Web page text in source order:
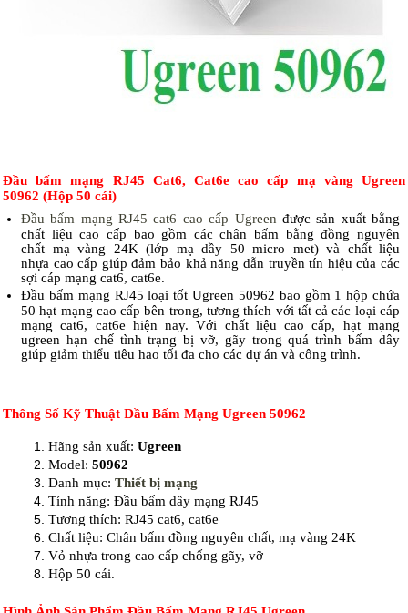
Đầu bấm mạng RJ45 Cat6, Cat6e cao cấp mạ vàng Ugreen
50962 (Hộp 50 cái)
Đầu bấm mạng RJ45 cat6 cao cấp Ugreen được sản xuất bằng
chất liệu cao cấp bao gồm các chân bấm bằng đồng nguyên
chất mạ vàng 24K (lớp mạ dầy 50 micro met) và chất liệu
nhựa cao cấp giúp đảm bảo khả năng dẫn truyền tín hiệu của các
sợi cáp mạng cat6, cat6e.
Đầu bấm mạng RJ45 loại tốt Ugreen 50962 bao gồm 1 hộp chứa
50 hạt mạng cao cấp bên trong, tương thích với tất cả các loại cáp
mạng cat6, cat6e hiện nay. Với chất liệu cao cấp, hạt mạng
ugreen hạn chế tình trạng bị vỡ, gãy trong quá trình bấm dây
giúp giảm thiểu tiêu hao tối đa cho các dự án và công trình.
Thông Số Kỹ Thuật Đầu Bấm Mạng Ugreen 50962
Hãng sản xuất: Ugreen
Model: 50962
Danh mục: Thiết bị mạng
Tính năng: Đầu bấm dây mạng RJ45
Tương thích: RJ45 cat6, cat6e
Chất liệu: Chân bấm đồng nguyên chất, mạ vàng 24K
Vỏ nhựa trong cao cấp chống gãy, vỡ
Hộp 50 cái.